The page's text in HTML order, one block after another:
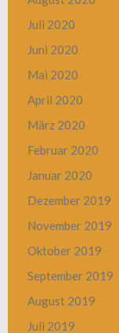
Juli 2020
Juni 2020
Mai 2020
April 2020
März 2020
Februar 2020
Januar 2020
Dezember 2019
November 2019
Oktober 2019
September 2019
August 2019
Juli 2019